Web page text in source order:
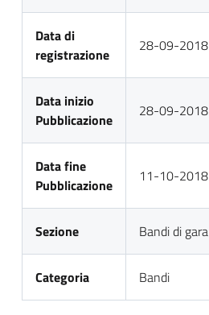
Data di
registrazione
28-09-2018
Data inizio
Pubblicazione
28-09-2018
Data fine
Pubblicazione
11-10-2018
Sezione Bandi di gara
Categoria Bandi